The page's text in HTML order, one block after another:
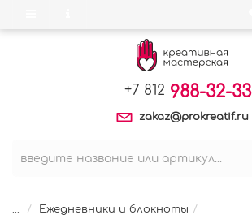
+7 812 988-32-33
zakaz@prokreatif.ru
...
Ежедневники и блокноты